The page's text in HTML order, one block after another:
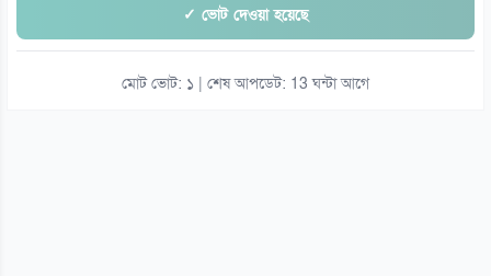
✓ ভোট দেওয়া হয়েছে
মোট ভোট: ১ | শেষ আপডেট: 13 ঘন্টা আগে